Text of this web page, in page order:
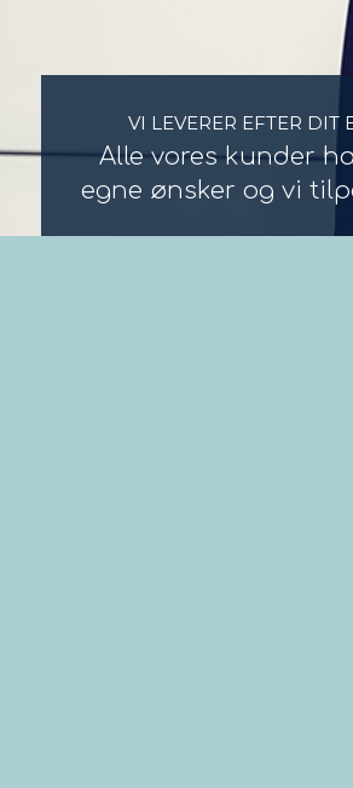
VI LEVERER EFTER DIT
Alle vores kunder
egne ønsker og vi